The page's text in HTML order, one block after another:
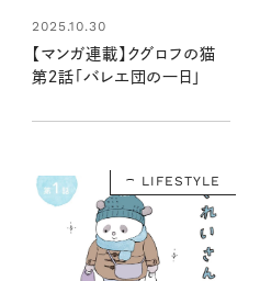
2025.10.30
【マンガ連載】クグロフの猫
第２話「バレエ団の一日」
LIFESTYLE